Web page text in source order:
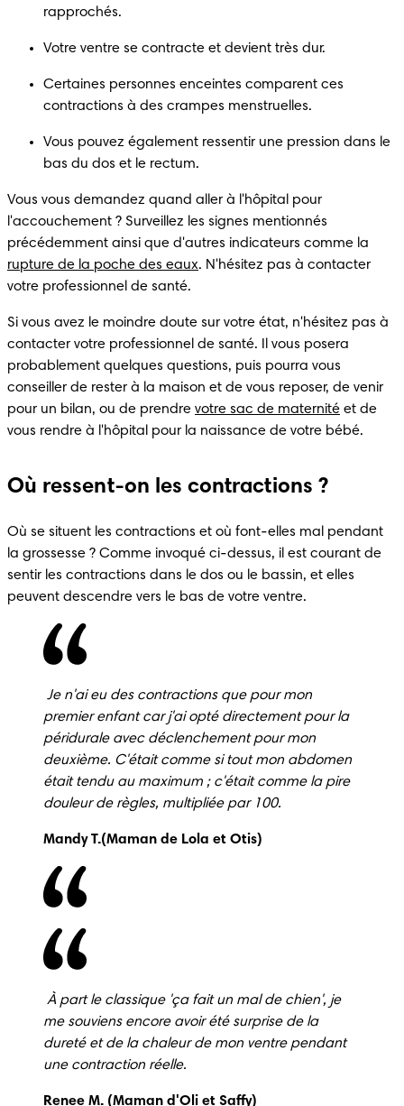
rapprochés.
Votre ventre se contracte et devient très dur.
Certaines personnes enceintes comparent ces
contractions à des crampes menstruelles.
Vous pouvez également ressentir une pression dans le
bas du dos et le rectum.
Vous vous demandez quand aller à l'hôpital pour
l'accouchement ? Surveillez les signes mentionnés
rupture de la poche des eaux. N'hésitez pas à contacter
votre professionnel de santé.
Si vous avez le moindre doute sur votre état, n'hésitez pas à
contacter votre professionnel de santé. Il vous posera
probablement quelques questions, puis pourra vous
conseiller de rester à la maison et de vous reposer, de venir
pour un bilan, ou de prendre votre sac de maternité et de
vous rendre à l'hôpital pour la naissance de votre bébé.
Où ressent-on les contractions ?
Où se situent les contractions et où font-elles mal pendant
la grossesse ? Comme invoqué ci-dessus, il est courant de
sentir les contractions dans le dos ou le bassin, et elles
peuvent descendre vers le bas de votre ventre.
premier enfant car j'ai opté directement pour la
péridurale avec déclenchement pour mon
deuxième. C'était comme si tout mon abdomen
était tendu au maximum ; c'était comme la pire
douleur de règles, multipliée par 100.
Mandy T.(Maman de Lola et Otis)
me souviens encore avoir été surprise de la
dureté et de la chaleur de mon ventre pendant
une contraction réelle.
Renee M. (Maman d'Oli et Saffy)